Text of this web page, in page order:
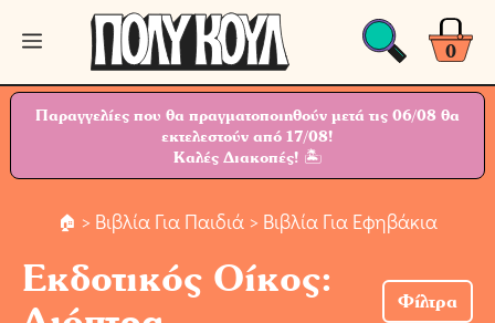
Μετάβαση
περιεχόμενο
0
Μενού
Παραγγελίες που θα πραγματοποιηθούν μετά τις 06/08 θα
εκτελεστούν από 17/08!
Καλές Διακοπές! 🏝
> Βιβλία Για Παιδιά > Βιβλία Για Εφηβάκια
Εκδοτικός Οίκος:
Φίλτρα